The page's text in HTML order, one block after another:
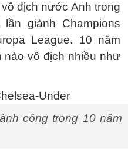
địch nước Anh trong
giành Champions
League. 10 năm
nào vô địch nhiều như
công trong 10 năm